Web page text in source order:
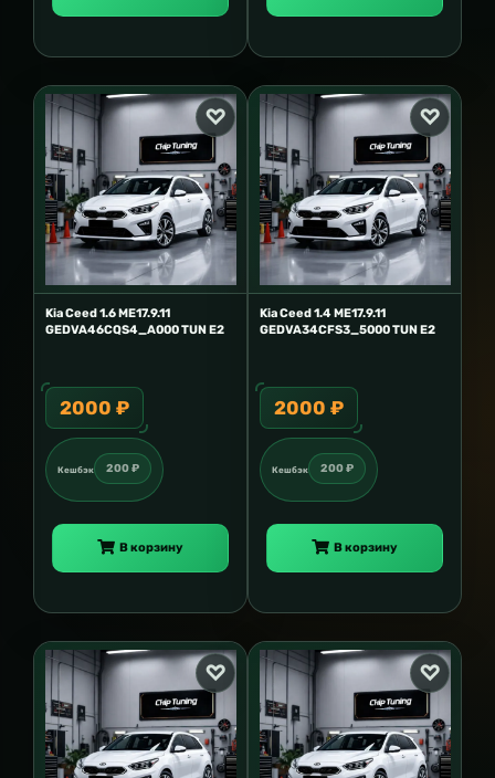
Kia Ceed 1.6 ME17.9.11
GEDVA46CQS4_A000 TUN E2
2000 ₽
Кешбэк 200 ₽
В корзину
Kia Ceed 1.4 ME17.9.11
GEDVA34CFS3_5000 TUN E2
2000 ₽
Кешбэк 200 ₽
В корзину